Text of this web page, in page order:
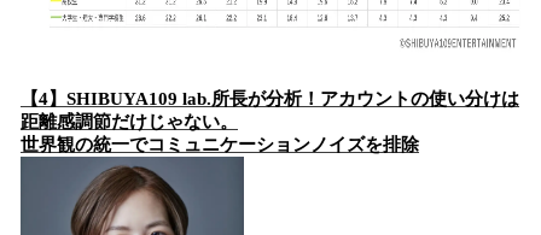
【4】SHIBUYA109 lab.所長が分析！アカウントの使い分けは
距離感調節だけじゃない。
世界観の統一でコミュニケーションノイズを排除